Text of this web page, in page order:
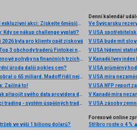
🚀 FXstreet.cz & eToro přinášejí exkluzivní akci: Získejte 6měsíční členství ve VIP zóně ZDARMA
Kdy se nákup challenge vyplatí?
2026 byla pro klienty opět zisková
Léto v plném proudu, trhy také: Top 3 obchody traderů Fintokei na indexech a zlatě
Chamtivost a strach: Největší cenové pohyby na finančních trzích (červenec 2026)
úroda další pokles cen?
Stvořil elitní klub, kde Ameriku obral o 65 miliard. Madoff řídil největší Ponzi dějin
Začíná to!
Historická data, kde je získat, jak připojit svého data providera do MultiCharts a proč je budeme potřebovat? (4. díl)
Jak obchodují profíci: Fibonacci trading - systém úspěšných traderů
Denní kalendář
Ve Švýcarsku
V USA
V USA bude mít
V USA týdenní
V Kanadě Ivey index
V USA průměrný
V USA míra
V USA NFP report
V Kanadě míra
V USA zásoby
ve výši 1 bilionu dolarů?
Forexové online
Stříbro roste o 4 %